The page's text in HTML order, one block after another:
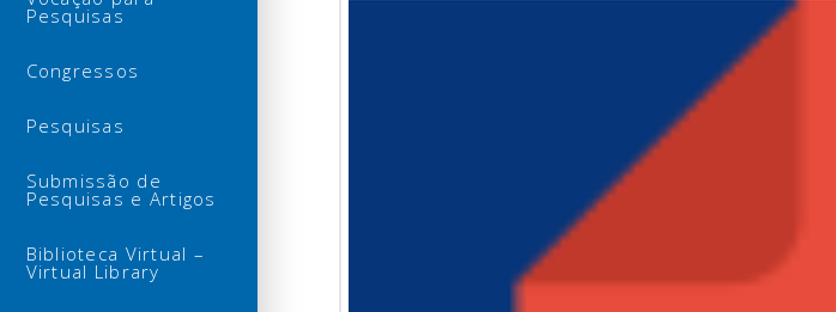
Pesquisas
Congressos
Pesquisas
Submissão de
Pesquisas e Artigos
Biblioteca Virtual –
Virtual Library